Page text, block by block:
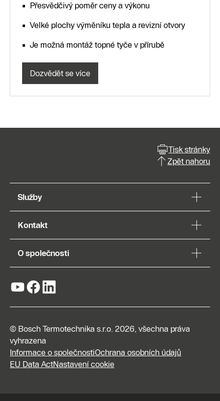
Přesvědčivý poměr ceny a výkonu
Velké plochy výměníku tepla a revizní otvory
Je možná montáž topné tyče v přírubě
Dozvědět se více
Tisk stránky
Zpět nahoru
Služby
Kontakt
O společnosti
© Bosch Termotechnika s.r.o. 2026, všechna práva
vyhrazena
Informace o společnostiOchrana osobních údajů
EU Data ActNastavení cookie